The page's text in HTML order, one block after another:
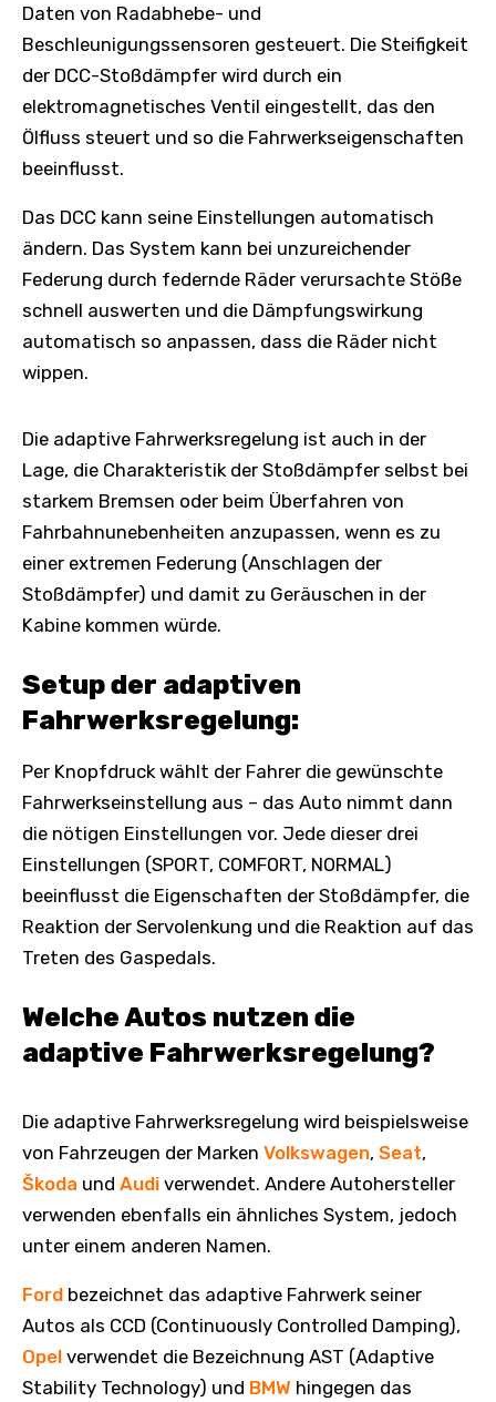
Daten von Radabhebe- und
Beschleunigungssensoren gesteuert. Die Steifigkeit
der DCC-Stoßdämpfer wird durch ein
elektromagnetisches Ventil eingestellt, das den
Ölfluss steuert und so die Fahrwerkseigenschaften
beeinflusst.
Das DCC kann seine Einstellungen automatisch
ändern. Das System kann bei unzureichender
Federung durch federnde Räder verursachte Stöße
schnell auswerten und die Dämpfungswirkung
automatisch so anpassen, dass die Räder nicht
wippen.
Die adaptive Fahrwerksregelung ist auch in der
Lage, die Charakteristik der Stoßdämpfer selbst bei
starkem Bremsen oder beim Überfahren von
Fahrbahnunebenheiten anzupassen, wenn es zu
einer extremen Federung (Anschlagen der
Stoßdämpfer) und damit zu Geräuschen in der
Kabine kommen würde.
Setup der adaptiven
Fahrwerksregelung:
Per Knopfdruck wählt der Fahrer die gewünschte
Fahrwerkseinstellung aus – das Auto nimmt dann
die nötigen Einstellungen vor. Jede dieser drei
Einstellungen (SPORT, COMFORT, NORMAL)
beeinflusst die Eigenschaften der Stoßdämpfer, die
Reaktion der Servolenkung und die Reaktion auf das
Treten des Gaspedals.
Welche Autos nutzen die
adaptive Fahrwerksregelung?
Die adaptive Fahrwerksregelung wird beispielsweise
von Fahrzeugen der Marken Volkswagen, Seat,
Škoda und Audi verwendet. Andere Autohersteller
verwenden ebenfalls ein ähnliches System, jedoch
unter einem anderen Namen.
Ford bezeichnet das adaptive Fahrwerk seiner
Autos als CCD (Continuously Controlled Damping),
Opel verwendet die Bezeichnung AST (Adaptive
Stability Technology) und BMW hingegen das